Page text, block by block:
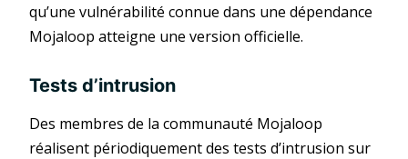
qu’une vulnérabilité connue dans une dépendance
Mojaloop atteigne une version officielle.
Tests d’intrusion
Des membres de la communauté Mojaloop
réalisent périodiquement des tests d’intrusion sur